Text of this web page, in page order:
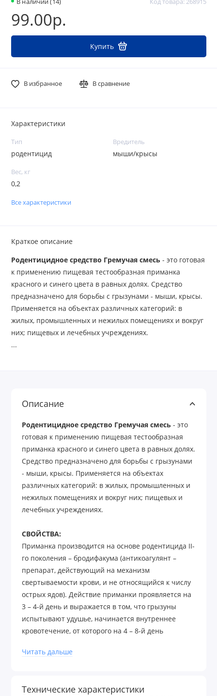
В наличии (14) Код товара: 268915
99.00р.
Купить
В избранное В сравнение
Характеристики
Тип
родентицид
Вредитель
мыши/крысы
Вес, кг
0,2
Все характеристики
Краткое описание
Родентицидное средство Гремучая смесь - это готовая
к применению пищевая тестообразная приманка
красного и синего цвета в равных долях. Средство
предназначено для борьбы с грызунами - мыши, крысы.
Применяется на объектах различных категорий: в
жилых, промышленных и нежилых помещениях и вокруг
них; пищевых и лечебных учреждениях.
...
Описание
Родентицидное средство Гремучая смесь - это
готовая к применению пищевая тестообразная
приманка красного и синего цвета в равных долях.
Средство предназначено для борьбы с грызунами
- мыши, крысы. Применяется на объектах
различных категорий: в жилых, промышленных и
нежилых помещениях и вокруг них; пищевых и
лечебных учреждениях.
СВОЙСТВА:
Приманка производится на основе родентицида II-
го поколения – бродифакума (антикоагулянт –
препарат, действующий на механизм
свертываемости крови, и не относящийся к числу
острых ядов). Действие приманки проявляется на
3 – 4-й день и выражается в том, что грызуны
испытывают удушье, начинается внутреннее
кровотечение, от которого на 4 – 8-й день
Действие препарата начинается на третьи сутки,
Приманка "Гремучая смесь" не вызывает острого
Читать дальше
Технические характеристики